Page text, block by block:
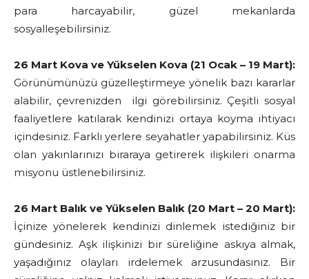
para harcayabilir, güzel mekanlarda
sosyalleşebilirsiniz.
26 Mart Kova ve Yükselen Kova (21 Ocak – 19 Mart):
Görünümünüzü güzelleştirmeye yönelik bazı kararlar
alabilir, çevrenizden ilgi görebilirsiniz. Çeşitli sosyal
faaliyetlere katılarak kendinizi ortaya koyma ihtiyacı
içindesiniz. Farklı yerlere seyahatler yapabilirsiniz. Küs
olan yakınlarınızı biraraya getirerek ilişkileri onarma
misyonu üstlenebilirsiniz.
26 Mart Balık ve Yükselen Balık (20 Mart – 20 Mart):
İçinize yönelerek kendinizi dinlemek istediğiniz bir
gündesiniz. Aşk ilişkinizi bir süreliğine askıya almak,
yaşadığınız olayları irdelemek arzusundasınız. Bir